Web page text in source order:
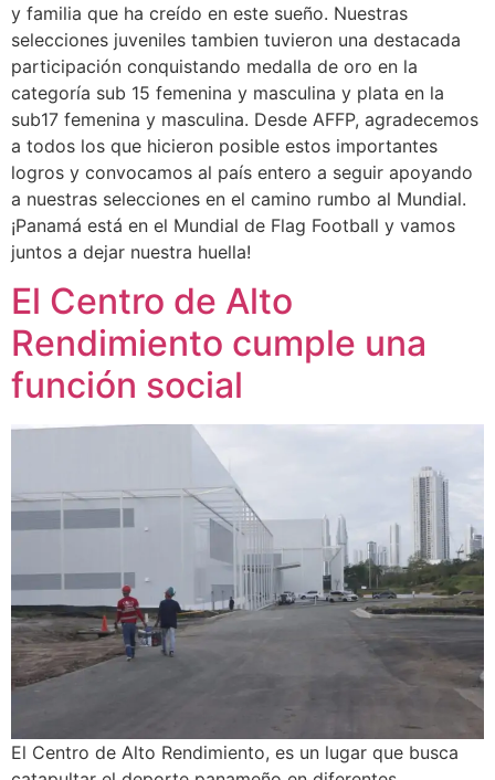
y familia que ha creído en este sueño. Nuestras
selecciones juveniles tambien tuvieron una destacada
participación conquistando medalla de oro en la
categoría sub 15 femenina y masculina y plata en la
sub17 femenina y masculina. Desde AFFP, agradecemos
a todos los que hicieron posible estos importantes
logros y convocamos al país entero a seguir apoyando
a nuestras selecciones en el camino rumbo al Mundial.
¡Panamá está en el Mundial de Flag Football y vamos
juntos a dejar nuestra huella!
El Centro de Alto
Rendimiento cumple una
función social
El Centro de Alto Rendimiento, es un lugar que busca